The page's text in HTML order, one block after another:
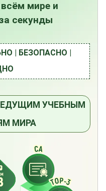
мире и
секунды
| БЕЗОПАСНО |
УЧЕБНЫМ
МИРА